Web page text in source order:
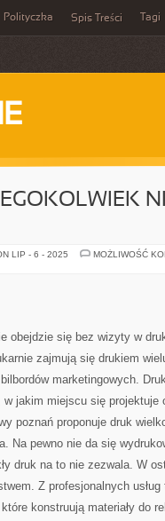
Polityczka Spis Treści Tagi
LIP - 6 - 2025
MOŻLIWOŚĆ
obejdzie się bez wizyty w
zajmują się drukiem
marketingowych.
jakim miejscu się projektuje
poznań proponuje druk
Na pewno nie da się
druk na to nie zezwala. W
Z profesjonalnych
konstruują materiały do